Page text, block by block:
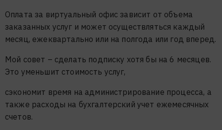
Оплата за виртуальный офис зависит от объема
заказанных услуг и может осуществляться каждый
месяц, ежеквартально или на полгода или год вперед.
Мой совет – сделать подписку хотя бы на 6 месяцев.
Это уменьшит стоимость услуг,
сэкономит время на администрирование процесса, а
также расходы на бухгалтерский учет ежемесячных
счетов.